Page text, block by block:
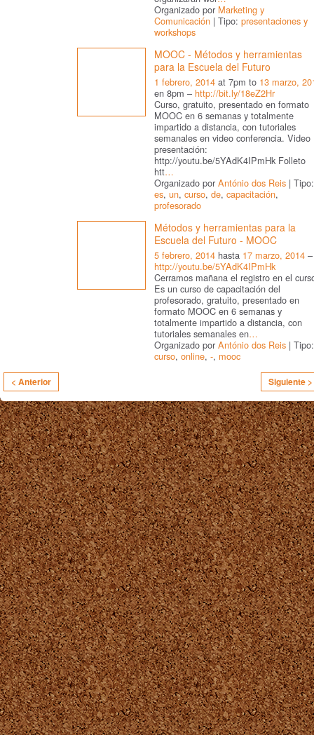
Organizado por Marketing y
Comunicación | Tipo: presentaciones y
workshops
MOOC - Métodos y herramientas
para la Escuela del Futuro
1 febrero, 2014 at 7pm to 13 marzo,
en 8pm – http://bit.ly/18eZ2Hr
Curso, gratuito, presentado en formato
MOOC en 6 semanas y totalmente
impartido a distancia, con tutoriales
semanales en video conferencia. Video
presentación:
http://youtu.be/5YAdK4IPmHk Folleto
htt…
Organizado por António dos Reis | Tipo:
es, un, curso, de, capacitación,
profesorado
Métodos y herramientas para la
Escuela del Futuro - MOOC
5 febrero, 2014 hasta 17 marzo, 2014 –
http://youtu.be/5YAdK4IPmHk
Cerramos mañana el registro en el
Es un curso de capacitación del
profesorado, gratuito, presentado en
formato MOOC en 6 semanas y
totalmente impartido a distancia, con
tutoriales semanales en…
Organizado por António dos Reis | Tipo:
curso, online, -, mooc
< Anterior Siguiente >